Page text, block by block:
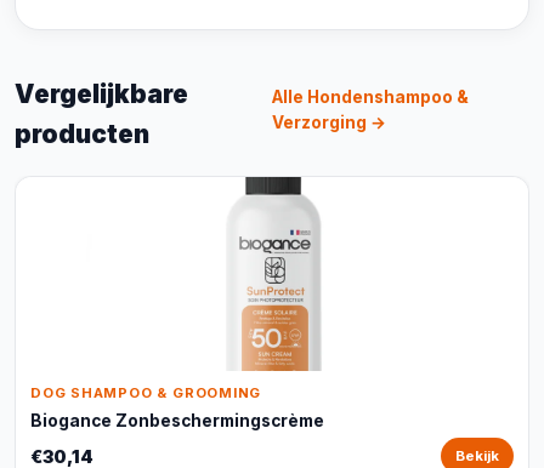
Vergelijkbare
producten
Alle Hondenshampoo &
Verzorging →
DOG SHAMPOO & GROOMING
Biogance Zonbeschermingscrème
€30,14 Bekijk